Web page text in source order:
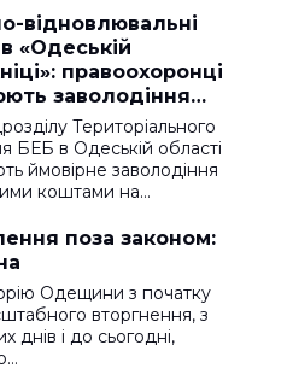
відновлювальні
«Одеській
правоохоронці
заволодіння
коштами
Територіального
БЕБ в Одеській області
ймовірне заволодіння
коштами на…
поза законом:
Одещини з початку
вторгнення, з
днів і до сьогодні,